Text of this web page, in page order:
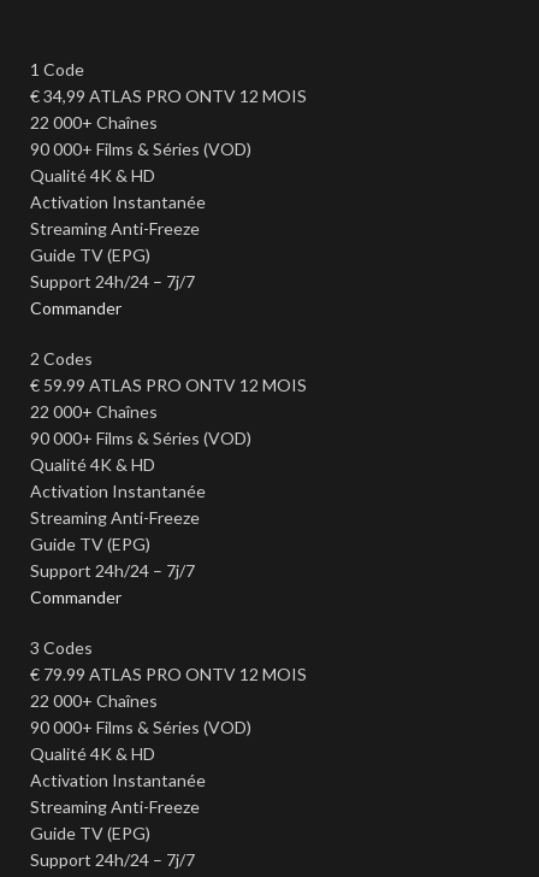
1 Code
€34,99 ATLAS PRO ONTV 12 MOIS
22 000+ Chaînes
90 000+ Films & Séries (VOD)
Qualité 4K & HD
Activation Instantanée
Streaming Anti-Freeze
Guide TV (EPG)
Support 24h/24 – 7j/7
Commander
2 Codes
€ 59.99 ATLAS PRO ONTV 12 MOIS
22 000+ Chaînes
90 000+ Films & Séries (VOD)
Qualité 4K & HD
Activation Instantanée
Streaming Anti-Freeze
Guide TV (EPG)
Support 24h/24 – 7j/7
Commander
3 Codes
€ 79.99 ATLAS PRO ONTV 12 MOIS
22 000+ Chaînes
90 000+ Films & Séries (VOD)
Qualité 4K & HD
Activation Instantanée
Streaming Anti-Freeze
Guide TV (EPG)
Support 24h/24 – 7j/7